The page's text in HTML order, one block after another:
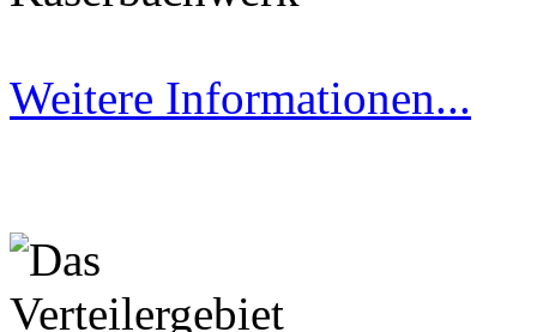
Weitere Informationen...